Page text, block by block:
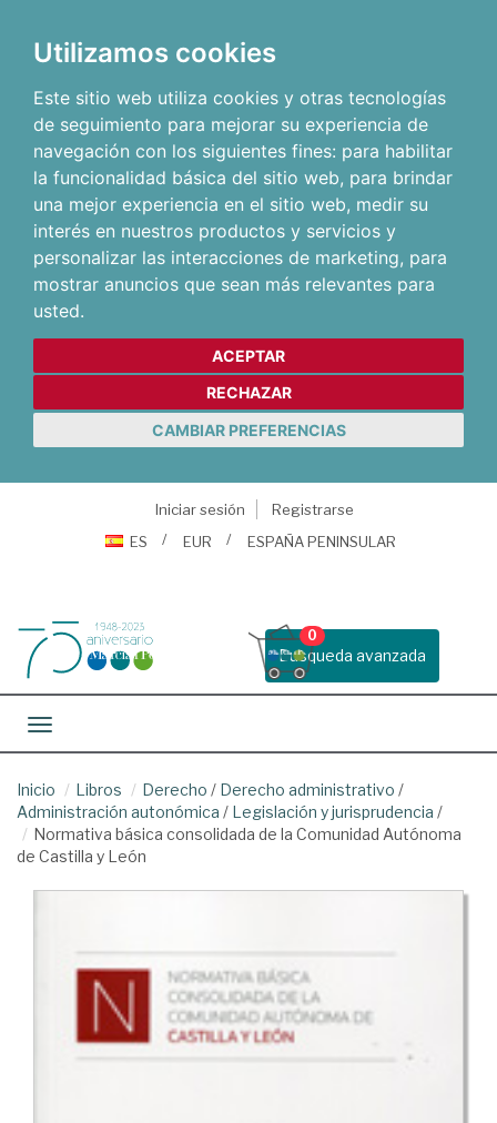
Utilizamos cookies
Este sitio web utiliza cookies y otras tecnologías
de seguimiento para mejorar su experiencia de
navegación con los siguientes fines: para habilitar
la funcionalidad básica del sitio web, para brindar
una mejor experiencia en el sitio web, medir su
interés en nuestros productos y servicios y
personalizar las interacciones de marketing, para
mostrar anuncios que sean más relevantes para
usted.
ACEPTAR
RECHAZAR
CAMBIAR PREFERENCIAS
Iniciar sesión
Registrarse
ES
EUR ESPAÑA PENINSULAR
Busqueda avanzada
0
Toggle navigation
Inicio Libros Derecho / Derecho administrativo /
Administración autonómica / Legislación y jurisprudencia /
Normativa básica consolidada de la Comunidad Autónoma
de Castilla y León